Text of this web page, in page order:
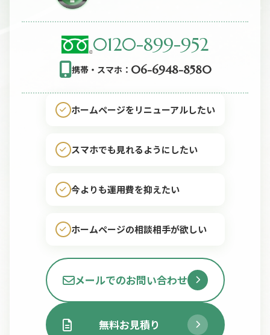
0120-899-952
携帯・スマホ： 06-6948-8580
ホームページをリニューアルしたい
スマホでも見れるようにしたい
今よりも運用費を抑えたい
ホームページの相談相手が欲しい
メールでのお問い合わせ
無料お見積り